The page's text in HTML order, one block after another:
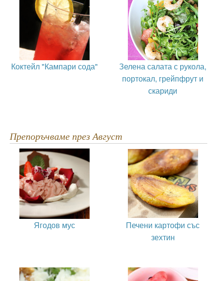
Коктейл "Кампари сода"
Зелена салата с рукола,
портокал, грейпфрут и
скариди
Препоръчваме през Август
Ягодов мус
Печени картофи със
зехтин